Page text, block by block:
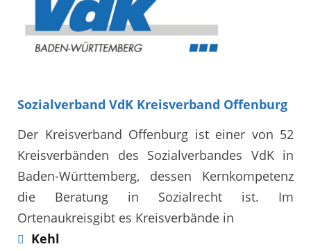
Sozialverband VdK Kreisverband Offenburg
Der Kreisverband Offenburg ist einer von 52
Kreisverbänden des Sozialverbandes VdK in
Baden-Württemberg, dessen Kernkompetenz
die Beratung in Sozialrecht ist. Im
Ortenaukreisgibt es Kreisverbände in
Kehl